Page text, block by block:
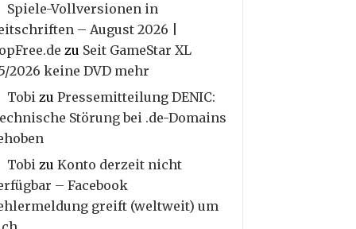
Spiele-Vollversionen in
– August 2026 |
zu Seit GameStar XL
2026 keine DVD mehr
Tobi zu Pressemitteilung DENIC:
Störung bei .de-Domains
Tobi zu Konto derzeit nicht
– Facebook
greift (weltweit) um